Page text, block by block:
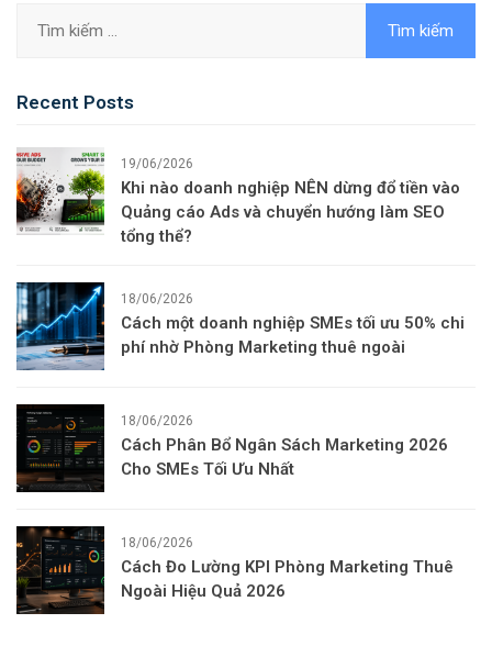
Recent Posts
19/06/2026
Khi nào doanh nghiệp NÊN dừng đổ tiền vào
Quảng cáo Ads và chuyển hướng làm SEO
tổng thể?
18/06/2026
Cách một doanh nghiệp SMEs tối ưu 50% chi
phí nhờ Phòng Marketing thuê ngoài
18/06/2026
Cách Phân Bổ Ngân Sách Marketing 2026
Cho SMEs Tối Ưu Nhất
18/06/2026
Cách Đo Lường KPI Phòng Marketing Thuê
Ngoài Hiệu Quả 2026